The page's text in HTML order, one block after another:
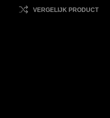
VERGELIJK PRODUCT